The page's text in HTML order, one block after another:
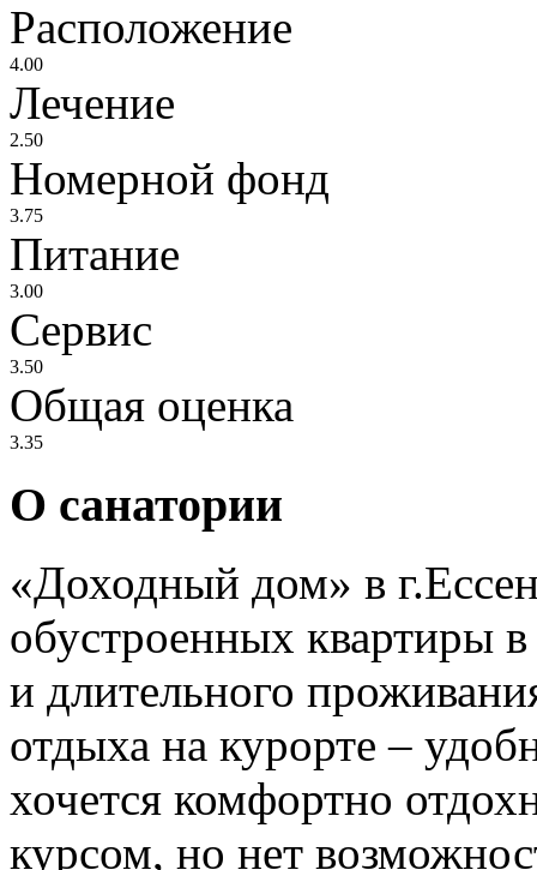
Расположение
4.00
Лечение
2.50
Номерной фонд
3.75
Питание
3.00
Сервис
3.50
Общая оценка
3.35
О санатории
«Доходный дом» в
обустроенных квартиры
и длительного
отдыха на курорте –
хочется комфортно
курсом, но нет